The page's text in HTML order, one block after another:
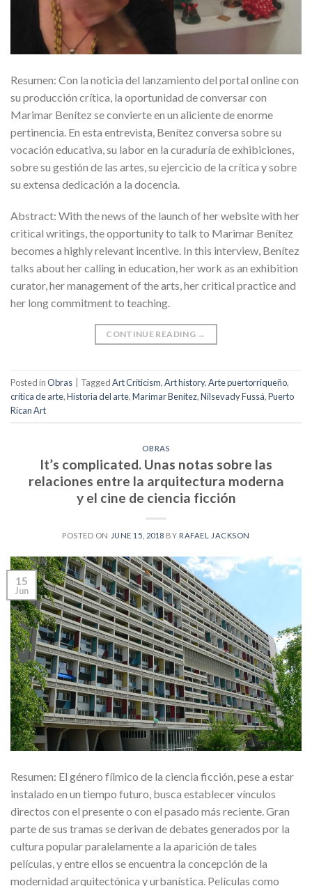
Resumen: Con la noticia del lanzamiento del portal online con
su producción crítica, la oportunidad de conversar con
Marimar Benítez se convierte en un aliciente de enorme
pertinencia. En esta entrevista, Benítez conversa sobre su
vocación educativa, su labor en la curaduría de exhibiciones,
sobre su gestión de las artes, su ejercicio de la crítica y sobre
su extensa dedicación a la docencia.
Abstract: With the news of the launch of her website with her
critical writings, the opportunity to talk to Marimar Benítez
becomes a highly relevant incentive. In this interview, Benítez
talks about her calling in education, her work as an exhibition
curator, her management of the arts, her critical practice and
her long commitment to teaching.
CONTINUE READING →
Posted inObras TaggedArt Criticism,Art history,Arte puertorriqueño,
crítica de arte,Historia del arte,Marimar Benítez,Nilsevady Fussá,Puerto
Rican Art
OBRAS
It’s complicated. Unas notas sobre las
relaciones entre la arquitectura moderna
y el cine de ciencia ficción
POSTED ON JUNE 15, 2018 BY RAFAEL JACKSON
15
Jun
Resumen: El género fílmico de la ciencia ficción, pese a estar
instalado en un tiempo futuro, busca establecer vínculos
directos con el presente o con el pasado más reciente. Gran
parte de sus tramas se derivan de debates generados por la
cultura popular paralelamente a la aparición de tales
películas, y entre ellos se encuentra la concepción de la
modernidad arquitectónica y urbanística. Películas como